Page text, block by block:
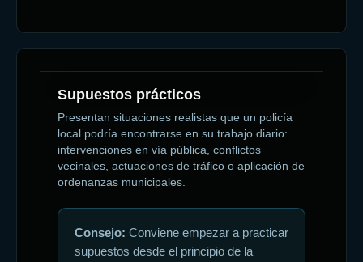
Supuestos prácticos
Presentan situaciones realistas que un policía
local podría encontrarse en su trabajo diario:
intervenciones en vía pública, conflictos
vecinales, actuaciones de tráfico o aplicación de
ordenanzas municipales.
Consejo: Conviene empezar a practicar
supuestos desde el principio de la